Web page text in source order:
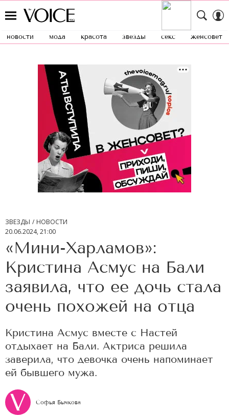
новости мода красота звезды секс женсовет
ЗВЕЗДЫ
НОВОСТИ
20.06.2024, 21:00
«Мини-Харламов»:
Кристина Асмус на Бали
заявила, что ее дочь стала
очень похожей на отца
Кристина Асмус вместе с Настей
отдыхает на Бали. Актриса решила
заверила, что девочка очень напоминает
ей бывшего мужа.
Софья Бычкова